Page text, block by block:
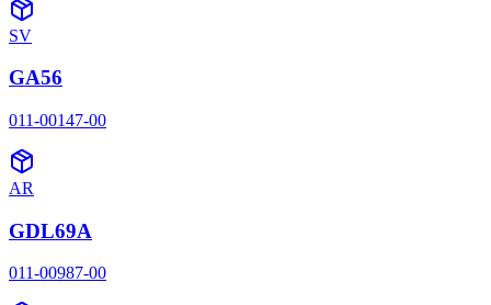
SV
GA56
011-00147-00
AR
GDL69A
011-00987-00